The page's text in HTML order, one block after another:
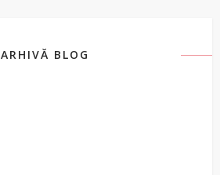
ARHIVĂ BLOG